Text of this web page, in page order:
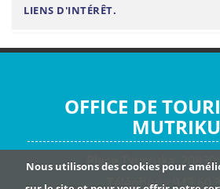
Nous utilisons des cookies pour
LIENS D'INTÉRÊT.
OFFICE DE
MUTRIKU
Place Txurruka
Téléphone 943 60